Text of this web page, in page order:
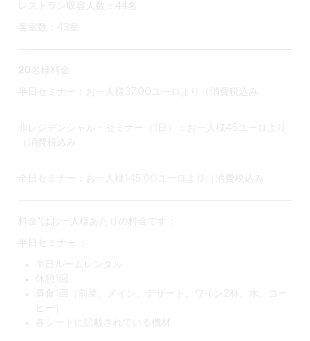
レストラン収容人数：44名
客室数：43室
20名様料金
半日セミナー：お一人様37.00ユーロより（消費税込み
非レジデンシャル・セミナー（1日）：お一人様45ユーロより
（消費税込み
全日セミナー：お一人様145.00ユーロより（消費税込み
料金*はお一人様あたりの料金です：
半日セミナー ：
半日ルームレンタル
昼食1回（前菜、メイン、デザート、ワイン2杯、水、コー
ヒー）
各シートに記載されている機材